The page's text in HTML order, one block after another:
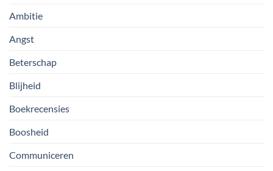
Ambitie
Angst
Beterschap
Blijheid
Boekrecensies
Boosheid
Communiceren